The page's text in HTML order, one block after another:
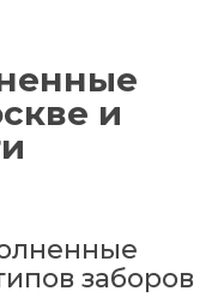
и
заборов